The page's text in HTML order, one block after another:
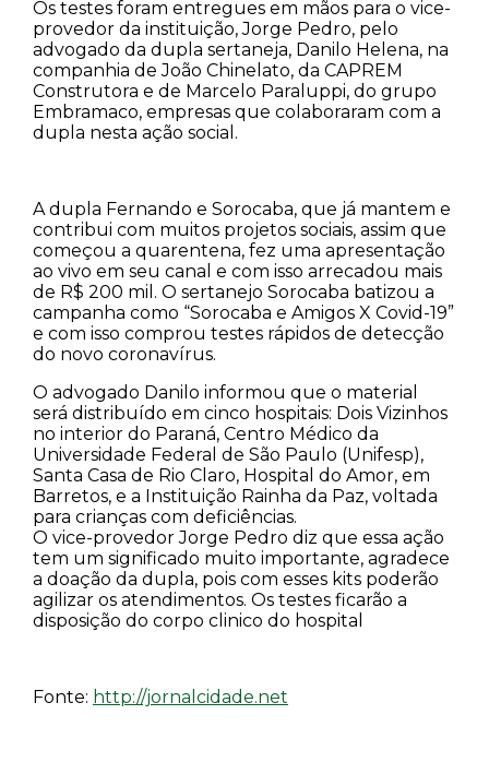
Os testes foram entregues em mãos para o vice-
provedor da instituição, Jorge Pedro, pelo
advogado da dupla sertaneja, Danilo Helena, na
companhia de João Chinelato, da CAPREM
Construtora e de Marcelo Paraluppi, do grupo
Embramaco, empresas que colaboraram com a
dupla nesta ação social.
A dupla Fernando e Sorocaba, que já mantem e
contribui com muitos projetos sociais, assim que
começou a quarentena, fez uma apresentação
ao vivo em seu canal e com isso arrecadou mais
de R$ 200 mil. O sertanejo Sorocaba batizou a
campanha como “Sorocaba e Amigos X Covid-19”
e com isso comprou testes rápidos de detecção
do novo coronavírus.
O advogado Danilo informou que o material
será distribuído em cinco hospitais: Dois Vizinhos
no interior do Paraná, Centro Médico da
Universidade Federal de São Paulo (Unifesp),
Santa Casa de Rio Claro, Hospital do Amor, em
Barretos, e a Instituição Rainha da Paz, voltada
para crianças com deficiências.
O vice-provedor Jorge Pedro diz que essa ação
tem um significado muito importante, agradece
a doação da dupla, pois com esses kits poderão
agilizar os atendimentos. Os testes ficarão a
disposição do corpo clinico do hospital
Fonte: http://jornalcidade.net